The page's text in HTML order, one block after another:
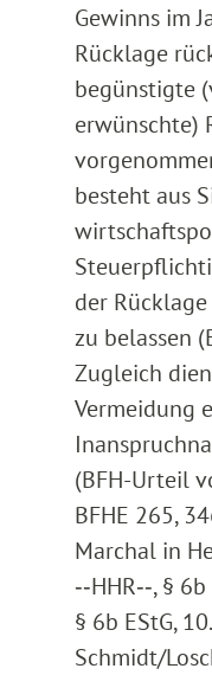
Gewinns im
Rücklage
begünstigte
erwünschte)
besteht aus
der
zu belassen
Zugleich
Vermeidung
(BFH-Urteil
BFHE 265,
Marchal in
‑‑HHR‑‑, §
§ 6b EStG,
Schmidt/